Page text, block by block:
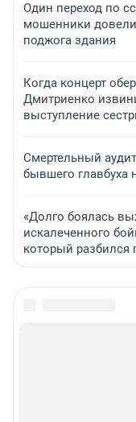
Один переход по
мошенники
поджога здания
Когда концерт
Дмитриенко
выступление
Смертельный
бывшего
«Долго боялась
искалеченного
который разбился